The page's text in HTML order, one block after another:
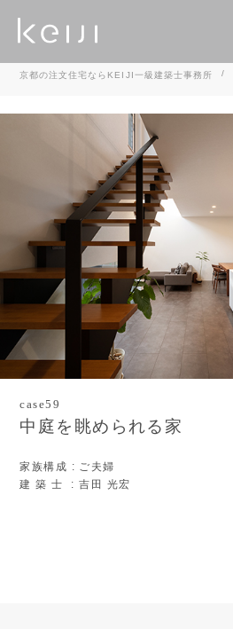
京都の注文住宅ならKEIJI一級建築士事務所
case59
中庭を眺められる家
家族構成 : ご夫婦
建 築 士
: 吉田 光宏